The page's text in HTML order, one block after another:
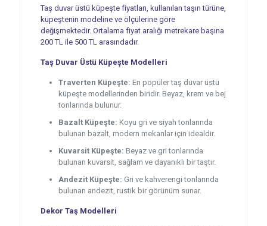
Taş duvar üstü küpeşte fiyatları, kullanılan taşın türüne,
küpeştenin modeline ve ölçülerine göre
değişmektedir. Ortalama fiyat aralığı metrekare başına
200 TL ile 500 TL arasındadır.
Taş Duvar Üstü Küpeşte Modelleri
Traverten Küpeşte: En popüler taş duvar üstü
küpeşte modellerinden biridir. Beyaz, krem ve bej
tonlarında bulunur.
Bazalt Küpeşte: Koyu gri ve siyah tonlarında
bulunan bazalt, modern mekanlar için idealdir.
Kuvarsit Küpeşte: Beyaz ve gri tonlarında
bulunan kuvarsit, sağlam ve dayanıklı bir taştır.
Andezit Küpeşte: Gri ve kahverengi tonlarında
bulunan andezit, rustik bir görünüm sunar.
Dekor Taş Modelleri